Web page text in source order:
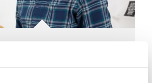
Technischer